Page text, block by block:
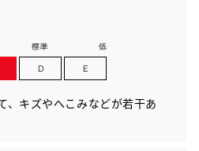
、キズやへこみなどが若干あ